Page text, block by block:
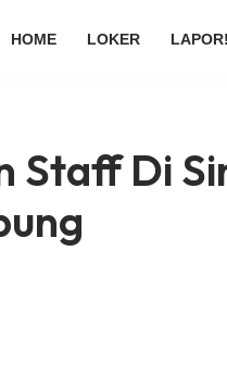
HOME LOKER LAPOR!
Staff Di